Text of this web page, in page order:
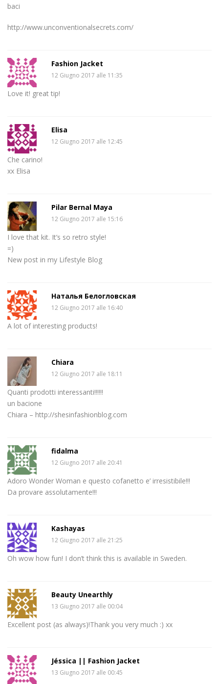
baci
http://www.unconventionalsecrets.com/
Fashion Jacket
12 Giugno 2017 alle 11:35
Love it! great tip!
Elisa
12 Giugno 2017 alle 12:45
Che carino!
xx Elisa
Pilar Bernal Maya
12 Giugno 2017 alle 15:16
I love that kit. It’s so retro style!
=)
New post in my Lifestyle Blog
Наталья Белогловская
12 Giugno 2017 alle 16:40
A lot of interesting products!
Chiara
12 Giugno 2017 alle 18:11
Quanti prodotti interessanti!!!!!!
un bacione
Chiara – http://shesinfashionblog.com
fidalma
12 Giugno 2017 alle 20:41
Adoro Wonder Woman e questo cofanetto e’ irresistibile!!!
Da provare assolutamente!!!
Kashayas
12 Giugno 2017 alle 21:25
Oh wow how fun! I don’t think this is available in Sweden.
Beauty Unearthly
13 Giugno 2017 alle 00:04
Excellent post (as always)!Thank you very much :) xx
Jéssica || Fashion Jacket
13 Giugno 2017 alle 00:45